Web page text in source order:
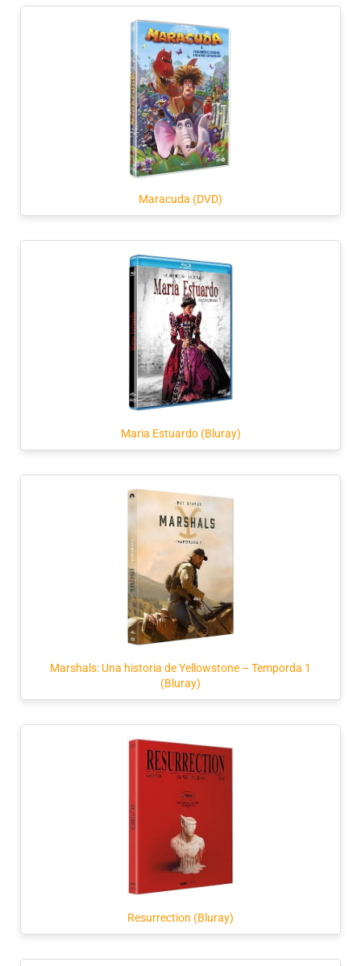
Maracuda (DVD)
Maria Estuardo (Bluray)
Marshals: Una historia de Yellowstone – Temporda 1
(Bluray)
Resurrection (Bluray)